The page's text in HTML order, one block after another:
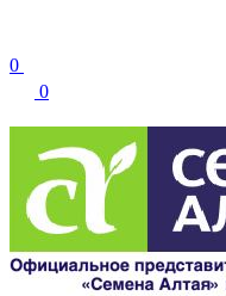
0
0